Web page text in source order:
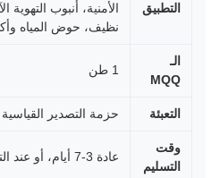
التطبيق
الأمنية، أنبوب التهوية
نظيف، حوض المياه وأكثر
MQQ
حزمة التصدير القياسية
التسليم